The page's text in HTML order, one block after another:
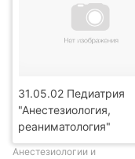
31.05.02 Педиатрия
"Анестезиология,
реаниматология"
Анестезиологии и